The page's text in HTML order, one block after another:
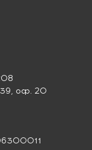
39, оф. 20